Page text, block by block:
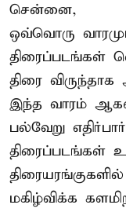
சென்னை,
ஒவ்வொரு
திரைப்படங்கள்
திரை
இந்த வாரம்
பல்வேறு
திரைப்படங்கள்
மகிழ்விக்க